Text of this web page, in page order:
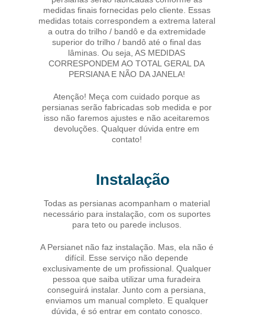
medidas finais fornecidas pelo cliente. Essas
medidas totais correspondem a extrema lateral
a outra do trilho / bandô e da extremidade
superior do trilho / bandô até o final das
lâminas. Ou seja, AS MEDIDAS
CORRESPONDEM AO TOTAL GERAL DA
PERSIANA E NÃO DA JANELA!
Atenção! Meça com cuidado porque as
persianas serão fabricadas sob medida e por
isso não faremos ajustes e não aceitaremos
devoluções. Qualquer dúvida entre em
contato!
Instalação
Todas as persianas acompanham o material
necessário para instalação, com os suportes
para teto ou parede inclusos.
A Persianet não faz instalação. Mas, ela não é
difícil. Esse serviço não depende
exclusivamente de um profissional. Qualquer
pessoa que saiba utilizar uma furadeira
conseguirá instalar. Junto com a persiana,
enviamos um manual completo. E qualquer
dúvida, é só entrar em contato conosco.